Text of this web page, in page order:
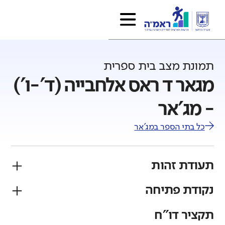
תמונת מצב בית ספרית
מגאר ד ראס אלחבייה (ד'-ו')
- מג'אר
כל בתי הספר במג'אר
תעודת זהות
פיקוח
נקודת פתיחה
תקציר דו"ח